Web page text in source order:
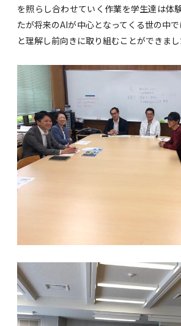
を照らし合わせていく作業を学生達は体
たが将来のAIが中心となってくる世の中
と理解し前向きに取り組むことができまし